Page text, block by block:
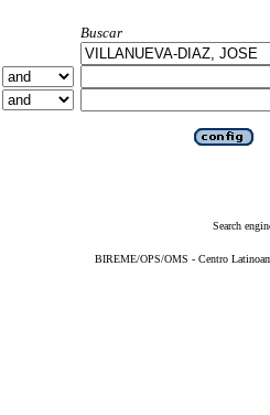
Buscar
Search
BIREME/OPS/OMS - Centro